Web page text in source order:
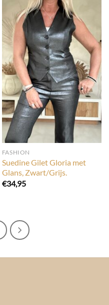
FASHION
Suedine Gilet Gloria met
Glans, Zwart/Grijs.
€34,95